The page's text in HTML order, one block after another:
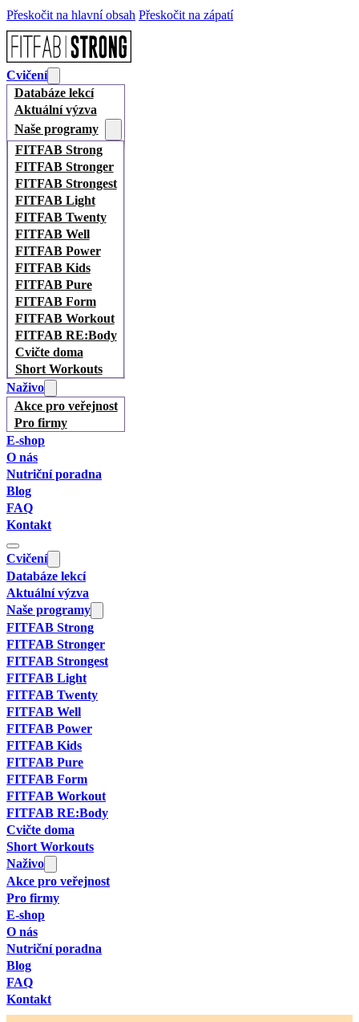
Přeskočit na hlavní obsah Přeskočit na zápatí
Cvičení
Databáze lekcí
Aktuální výzva
Naše programy
FITFAB Strong
FITFAB Stronger
FITFAB Strongest
FITFAB Light
FITFAB Twenty
FITFAB Well
FITFAB Power
FITFAB Kids
FITFAB Pure
FITFAB Form
FITFAB Workout
FITFAB RE:Body
Cvičte doma
Short Workouts
Naživo
Akce pro veřejnost
Pro firmy
E-shop
O nás
Nutriční poradna
Blog
FAQ
Kontakt
Cvičení
Databáze lekcí
Aktuální výzva
Naše programy
FITFAB Strong
FITFAB Stronger
FITFAB Strongest
FITFAB Light
FITFAB Twenty
FITFAB Well
FITFAB Power
FITFAB Kids
FITFAB Pure
FITFAB Form
FITFAB Workout
FITFAB RE:Body
Cvičte doma
Short Workouts
Naživo
Akce pro veřejnost
Pro firmy
E-shop
O nás
Nutriční poradna
Blog
FAQ
Kontakt